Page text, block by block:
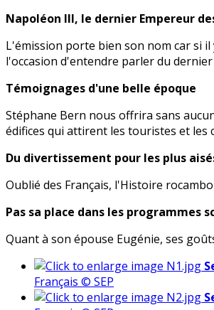
Napoléon III, le dernier Empereur
L'émission porte bien son nom car si
l'occasion d'entendre parler du
Témoignages d'une belle époque
Stéphane Bern nous offrira sans
édifices qui attirent les touristes et les
Du divertissement pour les plus
Oublié des Français, l'Histoire
Pas sa place dans les programmes
Quant à son épouse Eugénie, ses
Français © SEP